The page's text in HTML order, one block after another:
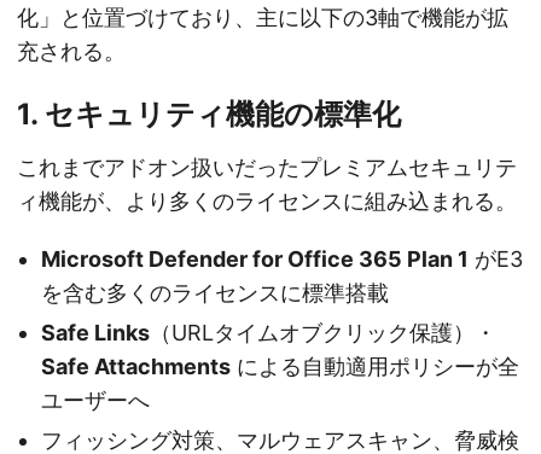
化」と位置づけており、主に以下の3軸で機能が拡
充される。
1. セキュリティ機能の標準化
これまでアドオン扱いだったプレミアムセキュリテ
ィ機能が、より多くのライセンスに組み込まれる。
Microsoft Defender for Office 365 Plan 1 がE3
を含む多くのライセンスに標準搭載
Safe Links （URLタイムオブクリック保護）・
Safe Attachments による自動適用ポリシーが全
ユーザーへ
フィッシング対策、マルウェアスキャン、脅威検